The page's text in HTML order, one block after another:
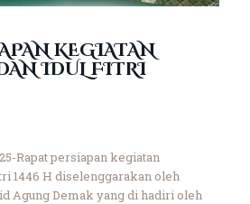
KEGIATAN
IDUL FITRI
Rapat persiapan kegiatan
1446 H diselenggarakan oleh
Agung Demak yang di hadiri oleh